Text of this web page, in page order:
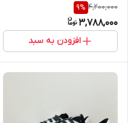
4,200,000
9%
3,788,000
افزودن به سبد